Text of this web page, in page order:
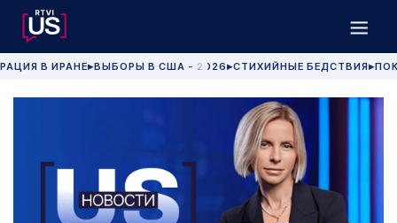
В ИРАНЕ▶ВЫБОРЫ В США - 2026 ▶СТИХИЙНЫЕ БЕДСТВИЯ▶